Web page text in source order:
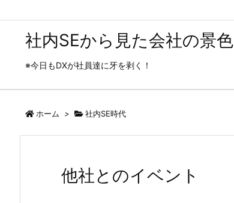
社内SEから見た会社の景色
※今日もDXが社員達に牙を剥く！
ホーム > 社内SE時代
他社とのイベント